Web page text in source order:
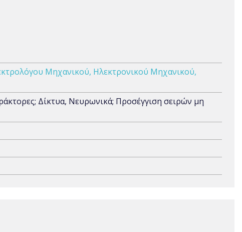
Μηχανικού, Ηλεκτρονικού Μηχανικού,
Δίκτυα, Νευρωνικά; Προσέγγιση σειρών μη